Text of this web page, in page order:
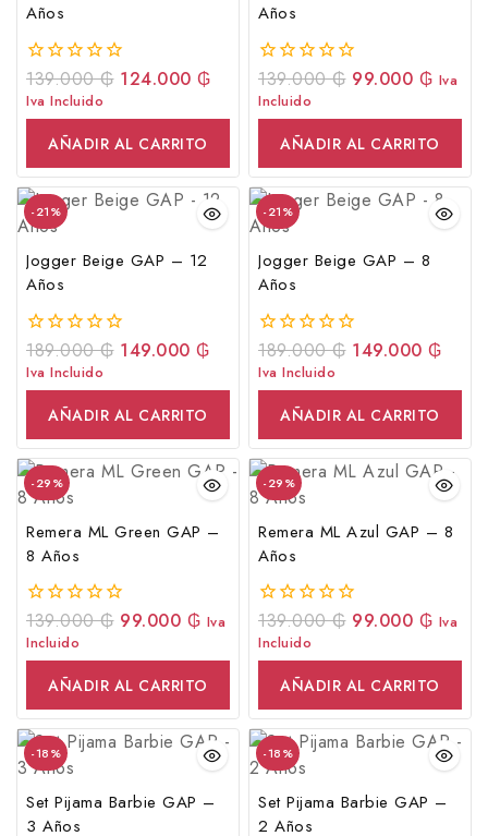
Años
0
fuera
de
139.000₲ 124.000 ₲
Iva Incluido
AÑADIR AL CARRITO
Años
0
fuera
de
139.000₲ 99.000 ₲ Iva
Incluido
AÑADIR AL CARRITO
-21%
Jogger Beige GAP – 12
Años
0
fuera
de
189.000₲ 149.000 ₲
Iva Incluido
AÑADIR AL CARRITO
-21%
Jogger Beige GAP – 8
Años
0
fuera
de
189.000₲ 149.000 ₲
Iva Incluido
AÑADIR AL CARRITO
-29%
Remera ML Green GAP –
8 Años
0
fuera
de
139.000₲ 99.000 ₲ Iva
Incluido
AÑADIR AL CARRITO
-29%
Remera ML Azul GAP – 8
Años
0
fuera
de
139.000₲ 99.000 ₲ Iva
Incluido
AÑADIR AL CARRITO
-18%
Set Pijama Barbie GAP –
3 Años
-18%
Set Pijama Barbie GAP –
2 Años